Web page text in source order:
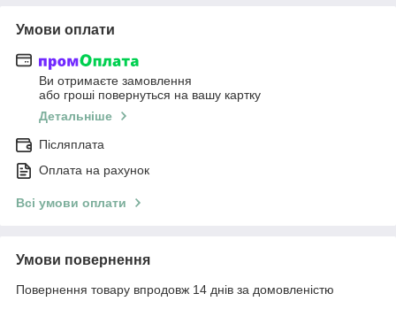
Умови оплати
Ви отримаєте замовлення
або гроші повернуться на вашу картку
Детальніше
Післяплата
Оплата на рахунок
Всі умови оплати
Умови повернення
Повернення товару впродовж 14 днів за домовленістю